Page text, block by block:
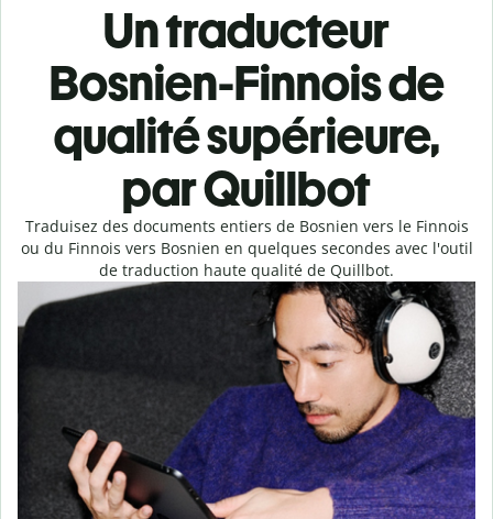
Un traducteur
Bosnien-Finnois de
qualité supérieure,
par Quillbot
Traduisez des documents entiers de Bosnien vers le Finnois
ou du Finnois vers Bosnien en quelques secondes avec l'outil
de traduction haute qualité de Quillbot.